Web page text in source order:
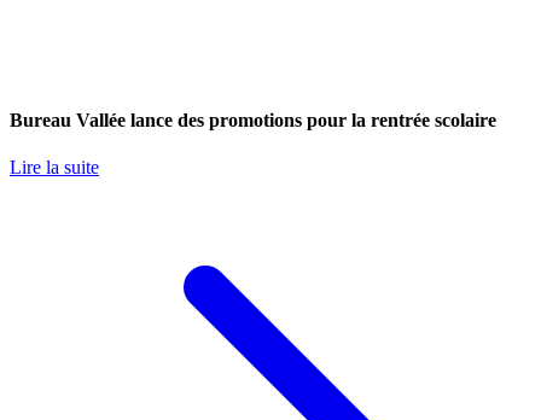
Bureau Vallée lance des promotions pour la rentrée scolaire
Lire la suite